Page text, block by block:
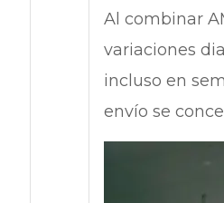
Al combinar
variaciones
incluso en
envío se